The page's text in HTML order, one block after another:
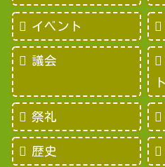
イベント
議会
祭礼
歴史